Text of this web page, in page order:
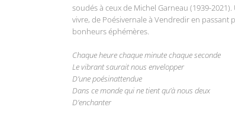
soudés à ceux de Michel Garneau (1939-
vivre, de Poésivernale à Vendredir en passant
bonheurs éphémères.
Chaque heure chaque minute chaque seconde
Le vibrant saurait nous envelopper
D’une poésinattendue
Dans ce monde qui ne tient qu’à nous deux
D’enchanter